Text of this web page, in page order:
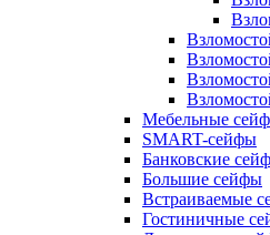
Мебельные
SMART-сейфы
Банковские
Большие сейфы
Встраиваемые
Гостиничные